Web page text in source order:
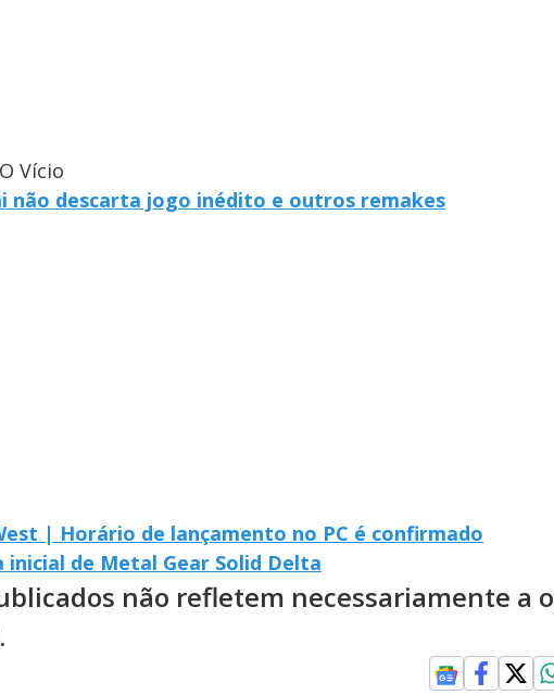
Vício
não descarta jogo inédito e outros remakes
| Horário de lançamento no PC é confirmado
inicial de Metal Gear Solid Delta
não refletem necessariamente a